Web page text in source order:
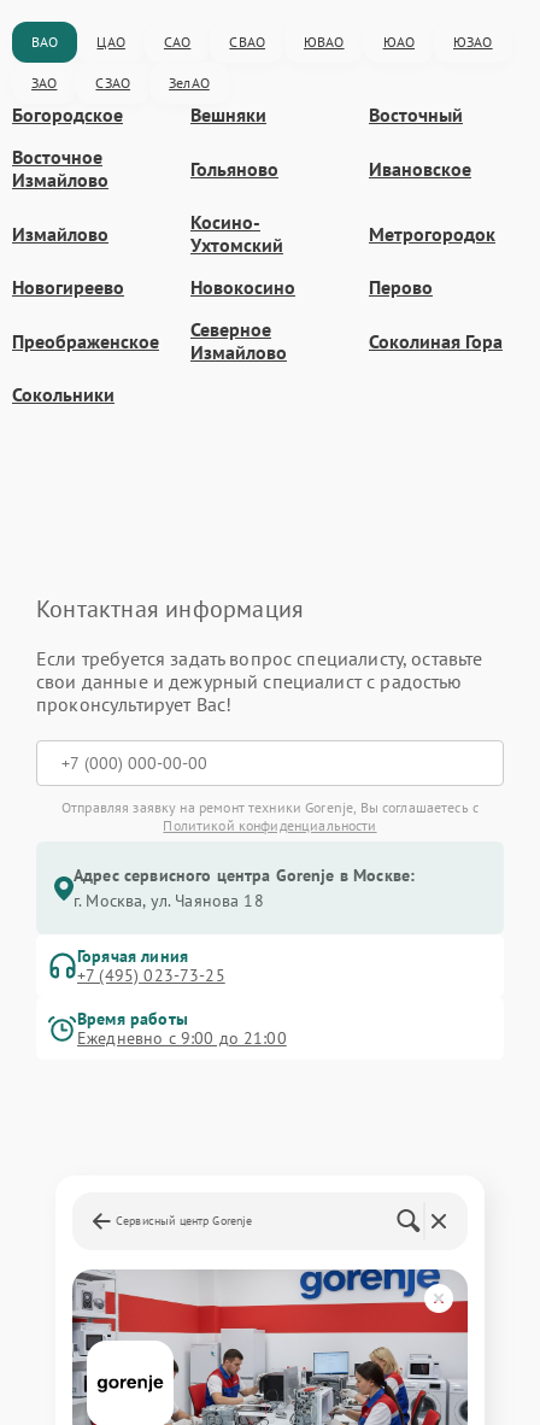
ВАО ЦАО САО СВАО ЮВАО ЮАО ЮЗАО
ЗАО СЗАО ЗелАО
Богородское Вешняки
Восточный
Восточное
Измайлово
Гольяново Ивановское
Измайлово
Косино-
Ухтомский
Метрогородок
Новогиреево Новокосино Перово
Преображенское
Северное
Измайлово
Соколиная Гора
Сокольники
Контактная информация
Если требуется задать вопрос специалисту, оставьте
свои данные и дежурный специалист с радостью
проконсультирует Вас!
Отправляя заявку на ремонт техники Gorenje, Вы соглашаетесь с
Политикой конфиденциальности
Адрес сервисного центра Gorenje в Москве:
г. Москва, ул. Чаянова 18
Горячая линия
+7 (495) 023-73-25
Время работы
Ежедневно с 9:00 до 21:00
Сервисный центр Gorenje